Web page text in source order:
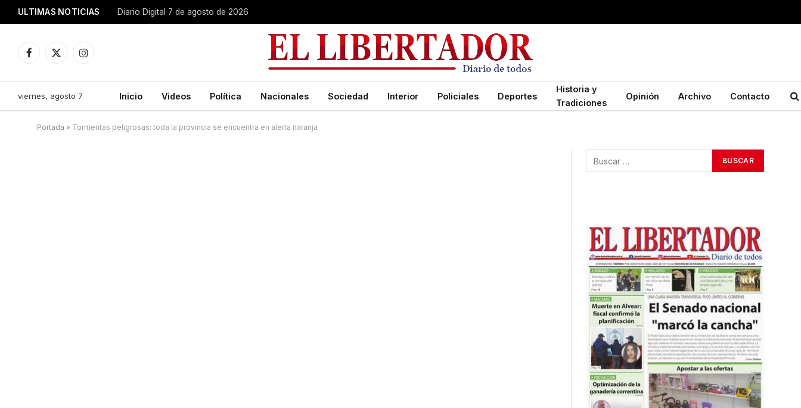
ULTIMAS NOTICIAS Diario Digital 7 de agosto de 2026
Facebook
X
Instagram
viernes, agosto 7 Inicio Videos Política Nacionales Sociedad Interior Policiales Deportes
Historia y
Tradiciones
Opinión Archivo Contacto
Portada » Tormentas peligrosas: toda la provincia se encuentra en alerta naranja